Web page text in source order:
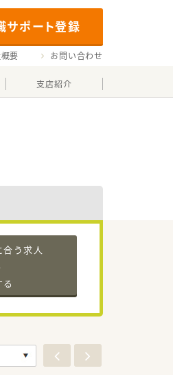
サポート登録
要 お問い合わせ
支店紹介
合う求人